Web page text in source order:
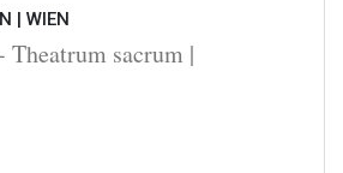
| WIEN
Theatrum sacrum |